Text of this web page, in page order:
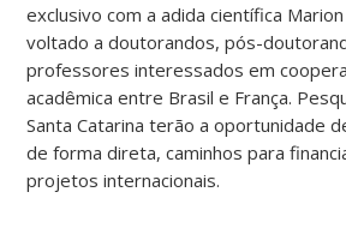
exclusivo com a adida científica
voltado a doutorandos, pós-
professores interessados em
acadêmica entre Brasil e França.
Santa Catarina terão a oportunidade
de forma direta, caminhos para
projetos internacionais.